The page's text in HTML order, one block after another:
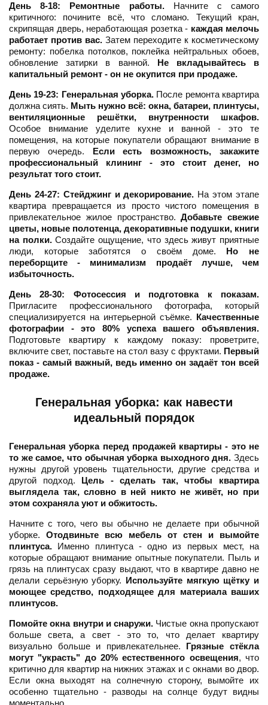
День 8-18: Ремонтные работы.Начните с самого
критичного: почините всё, что сломано. Текущий кран,
скрипящая дверь, неработающая розетка - каждая мелочь
работает против вас. Затем переходите к косметическому
ремонту: побелка потолков, поклейка нейтральных обоев,
обновление затирки в ванной. Не вкладывайтесь в
капитальный ремонт - он не окупится при продаже.
День 19-23: Генеральная уборка. После ремонта квартира
должна сиять. Мыть нужно всё: окна, батареи, плинтусы,
вентиляционные решётки, внутренности шкафов.
Особое внимание уделите кухне и ванной - это те
помещения, на которые покупатели обращают внимание в
первую очередь. Если есть возможность, закажите
профессиональный клининг - это стоит денег, но
результат того стоит.
День 24-27: Стейджинг и декорирование. На этом этапе
квартира превращается из просто чистого помещения в
привлекательное жилое пространство.Добавьте свежие
цветы, новые полотенца, декоративные подушки, книги
на полки.Создайте ощущение, что здесь живут приятные
люди, которые заботятся о своём доме. Но не
переборщите - минимализм продаёт лучше, чем
избыточность.
День 28-30: Фотосессия и подготовка к показам.
Пригласите профессионального фотографа, который
специализируется на интерьерной съёмке. Качественные
фотографии - это 80% успеха вашего объявления.
Подготовьте квартиру к каждому показу: проветрите,
включите свет, поставьте на стол вазу с фруктами. Первый
показ - самый важный, ведь именно он задаёт тон всей
продаже.
Генеральная уборка: как навести
идеальный порядок
Генеральная уборка перед продажей квартиры - это не
то же самое, что обычная уборка выходного дня. Здесь
нужны другой уровень тщательности, другие средства и
другой подход. Цель - сделать так, чтобы квартира
выглядела так, словно в ней никто не живёт, но при
этом сохраняла уют и обжитость.
Начните с того, чего вы обычно не делаете при обычной
уборке. Отодвиньте всю мебель от стен и вымойте
плинтуса. Именно плинтуса - одно из первых мест, на
которые обращают внимание опытные покупатели. Пыль и
грязь на плинтусах сразу выдают, что в квартире давно не
делали серьёзную уборку. Используйте мягкую щётку и
моющее средство, подходящее для материала ваших
плинтусов.
Помойте окна внутри и снаружи. Чистые окна пропускают
больше света, а свет - это то, что делает квартиру
визуально больше и привлекательнее. Грязные стёкла
могут "украсть" до 20% естественного освещения, что
критично для квартир на нижних этажах и с окнами во двор.
Если окна выходят на солнечную сторону, вымойте их
особенно тщательно - разводы на солнце будут видны